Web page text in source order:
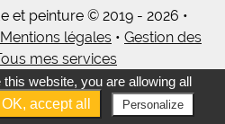
et peinture © 2019 - 2026 •
Mentions légales • Gestion des
mes services
website, you are allowing all
accept all Personalize